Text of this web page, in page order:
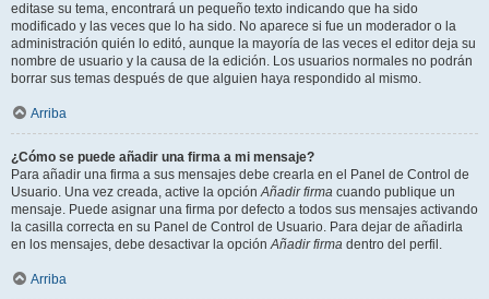
editase su tema, encontrará un pequeño texto indicando que ha sido
modificado y las veces que lo ha sido. No aparece si fue un moderador o la
administración quién lo editó, aunque la mayoría de las veces el editor deja su
nombre de usuario y la causa de la edición. Los usuarios normales no podrán
borrar sus temas después de que alguien haya respondido al mismo.
Arriba
¿Cómo se puede añadir una firma a mi mensaje?
Para añadir una firma a sus mensajes debe crearla en el Panel de Control de
Usuario. Una vez creada, active la opciónAñadir firma cuando publique un
mensaje. Puede asignar una firma por defecto a todos sus mensajes activando
la casilla correcta en su Panel de Control de Usuario. Para dejar de añadirla
en los mensajes, debe desactivar la opciónAñadir firma dentro del perfil.
Arriba